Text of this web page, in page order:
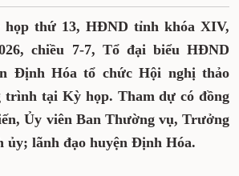
họp thứ 13, HĐND tỉnh khóa XIV,
chiều 7-7, Tổ đại biểu HĐND
Định Hóa tổ chức Hội nghị thảo
trình tại Kỳ họp. Tham dự có đồng
Ủy viên Ban Thường vụ, Trưởng
ủy; lãnh đạo huyện Định Hóa.